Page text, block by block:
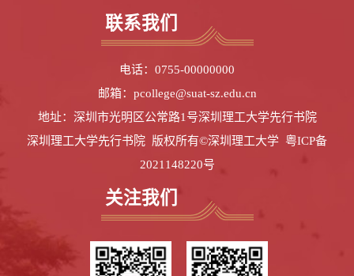
联系我们
电话：0755-00000000
邮箱：pcollege@suat-sz.edu.cn
地址：深圳市光明区公常路1号深圳理工大学先行书院
深圳理工大学先行书院 版权所有©深圳理工大学 粤ICP备
2021148220号
关注我们